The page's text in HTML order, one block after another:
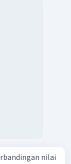
nilai